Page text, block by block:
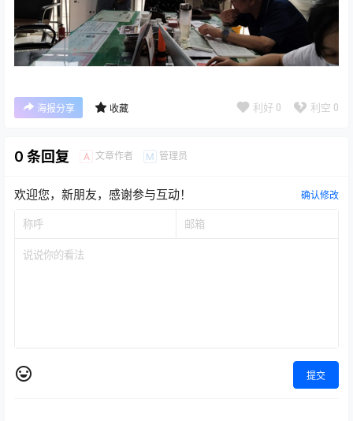
海报分享 收藏 利好 0 利空 0
0 条回复 A 文章作者 M 管理员
欢迎您，新朋友，感谢参与互动！ 确认修改
提交